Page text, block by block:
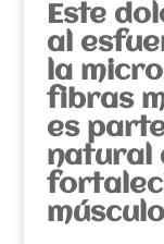
Este
al
la
fibras
es
natural